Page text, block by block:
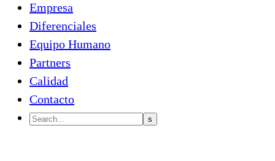
Empresa
Diferenciales
Equipo Humano
Partners
Calidad
Contacto